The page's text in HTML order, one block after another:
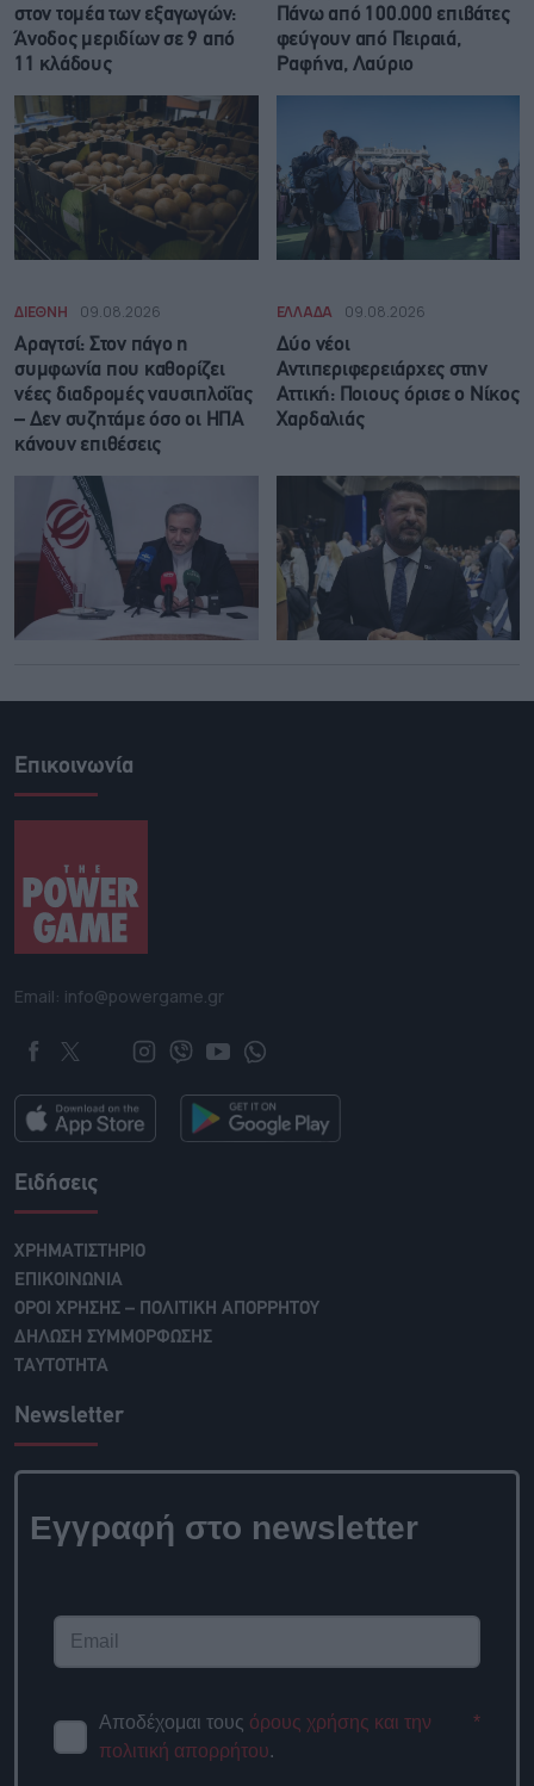
στον τομέα των εξαγωγών:
Άνοδος μεριδίων σε 9 από
11 κλάδους
Πάνω από 100.000 επιβάτες
φεύγουν από Πειραιά,
Ραφήνα, Λαύριο
ΔΙΕΘΝΗ 09.08.2026
Αραγτσί: Στον πάγο η
συμφωνία που καθορίζει
νέες διαδρομές ναυσιπλοΐας
– Δεν συζητάμε όσο οι ΗΠΑ
κάνουν επιθέσεις
ΕΛΛΑΔΑ 09.08.2026
Δύο νέοι
Αντιπεριφερειάρχες στην
Αττική: Ποιους όρισε ο Νίκος
Χαρδαλιάς
Επικοινωνία
Email: info@powergame.gr
Ειδήσεις
ΧΡΗΜΑΤΙΣΤΗΡΙΟ
ΕΠΙΚΟΙΝΩΝΙΑ
ΟΡΟΙ ΧΡΗΣΗΣ – ΠΟΛΙΤΙΚΗ ΑΠΟΡΡΗΤΟΥ
ΔΗΛΩΣΗ ΣΥΜΜΟΡΦΩΣΗΣ
ΤΑΥΤΟΤΗΤΑ
Newsletter
Εγγραφή στο newsletter
Αποδέχομαι τους όρους χρήσης και την
πολιτική απορρήτου.
*